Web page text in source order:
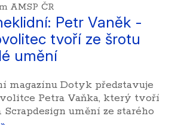
AMSP ČR
Petr Vaněk -
tvoří ze šrotu
umění
magazínu Dotyk představuje
Petra Vaňka, který tvoří
Scrapdesign umění ze starého